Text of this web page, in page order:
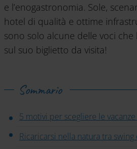
e l’enogastronomia. Sole,
hotel di qualità e ottime
sono solo alcune delle voci che
sul suo biglietto da visita!
Sommario
5 motivi per scegliere le
Ricaricarsi nella natura tra swing